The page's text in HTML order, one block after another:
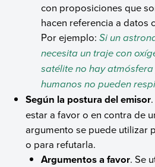
con proposiciones que
hacen referencia a datos
Por ejemplo: Si un
necesita un traje con
satélite no hay
humanos no pueden
Según la postura del emisor
estar a favor o en contra de
argumento se puede utilizar
o para refutarla.
Argumentos a favor. Se